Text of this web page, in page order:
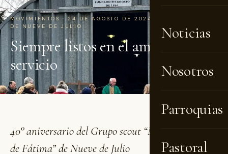
Noticias
Nosotros
Parroquias
Pastoral
MOVIMIENTOS · 24 DE AGOSTO DE 2024 · POR DIÓCESIS
DE NUEVE DE JULIO
Siempre listos en el amor y el
servicio
40° aniversario del Grupo scout “Nuestra Señora
de Fátima” de Nueve de Julio